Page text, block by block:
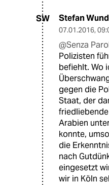
SW Stefan
07.01.2016,
@Senza
Polizisten
befiehlt. Wo
gegen die
Staat, der
Arabien
konnte,
die
nach
eingesetzt
wir in Köln